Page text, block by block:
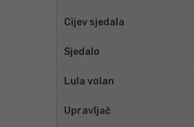
Cijev sjedala
Sjedalo
Lula volan
Upravljač